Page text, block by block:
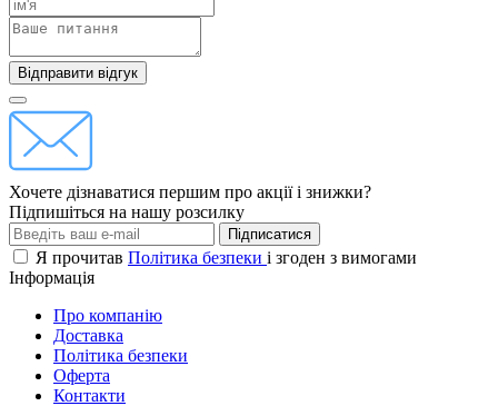
Відправити відгук
Хочете дізнаватися першим про акції і знижки?
Підпишіться на нашу розсилку
Підписатися
Я прочитав Політика безпеки і згоден з вимогами
Інформація
Про компанію
Доставка
Політика безпеки
Оферта
Контакти